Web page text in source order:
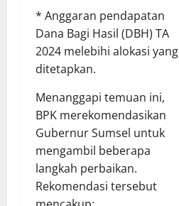
* Anggaran pendapatan
Dana Bagi Hasil (DBH) TA
2024 melebihi alokasi yang
ditetapkan.
Menanggapi temuan ini,
BPK merekomendasikan
Gubernur Sumsel untuk
mengambil beberapa
langkah perbaikan.
Rekomendasi tersebut